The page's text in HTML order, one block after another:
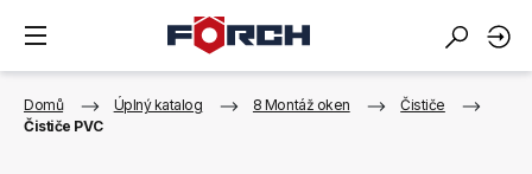
Domů Úplný katalog 8 Montáž oken
Čističe
Čističe PVC